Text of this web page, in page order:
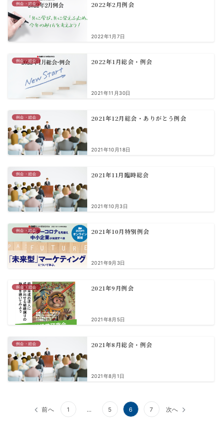
例会・総会 2022年2月例会
2022年1月7日
例会・総会 2022年1月総会・例会
2021年11月30日
例会・総会 2021年12月総会・ありがとう例会
2021年10月18日
例会・総会 2021年11月臨時総会
2021年10月3日
例会・総会 2021年10月特別例会
2021年9月3日
例会・総会 2021年9月例会
2021年8月5日
例会・総会 2021年8月総会・例会
2021年8月1日
前へ 1 … 5 6 7 次へ